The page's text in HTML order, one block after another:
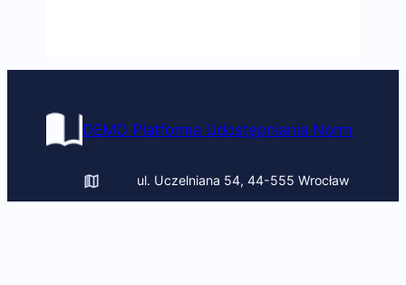
DEMO Platforma Udostępniania Norm
ul. Uczelniana 54, 44-555 Wrocław